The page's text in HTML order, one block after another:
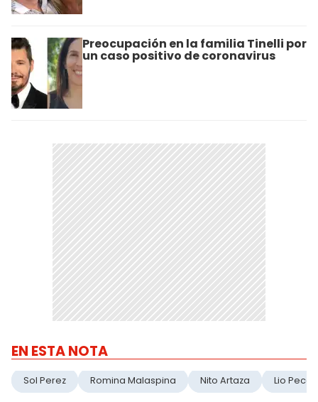
Preocupación en la familia Tinelli por
un caso positivo de coronavirus
EN ESTA NOTA
Sol Perez Romina Malaspina Nito Artaza Lio